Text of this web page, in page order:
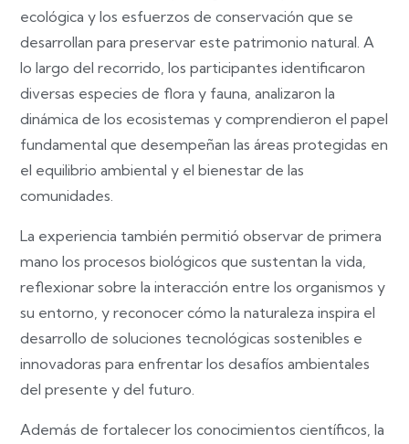
ecológica y los esfuerzos de conservación que se
desarrollan para preservar este patrimonio natural. A
lo largo del recorrido, los participantes identificaron
diversas especies de flora y fauna, analizaron la
dinámica de los ecosistemas y comprendieron el papel
fundamental que desempeñan las áreas protegidas en
el equilibrio ambiental y el bienestar de las
comunidades.
La experiencia también permitió observar de primera
mano los procesos biológicos que sustentan la vida,
reflexionar sobre la interacción entre los organismos y
su entorno, y reconocer cómo la naturaleza inspira el
desarrollo de soluciones tecnológicas sostenibles e
innovadoras para enfrentar los desafíos ambientales
del presente y del futuro.
Además de fortalecer los conocimientos científicos, la